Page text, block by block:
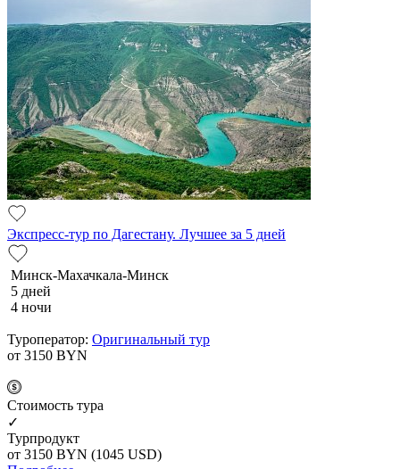
Экспресс-тур по Дагестану. Лучшее за 5 дней
Минск-Махачкала-Минск
5 дней
4 ночи
Туроператор: Оригинальный тур
от 3150 BYN
Cтоимость тура
✓
Турпродукт
от 3150 BYN (1045 USD)